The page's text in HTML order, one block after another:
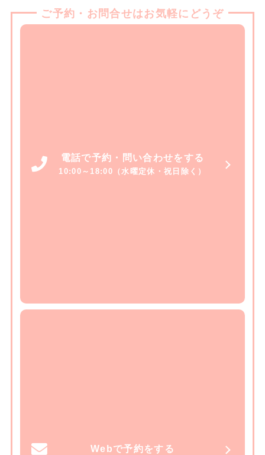
ご予約・お問合せはお気軽にどうぞ
電話で予約・問い合わせをする
10:00～18:00（水曜定休・祝日除く）
Webで予約をする